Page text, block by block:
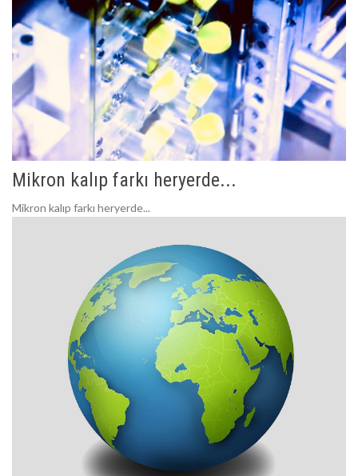
Mikron kalıp farkı heryerde...
Mikron kalıp farkı heryerde...